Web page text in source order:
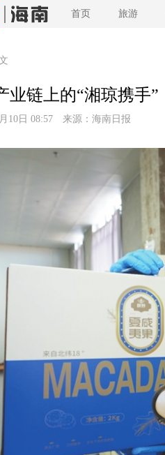
首页 旅游
业链上的“湘琼携手”
10日 08:57 来源： 海南日报